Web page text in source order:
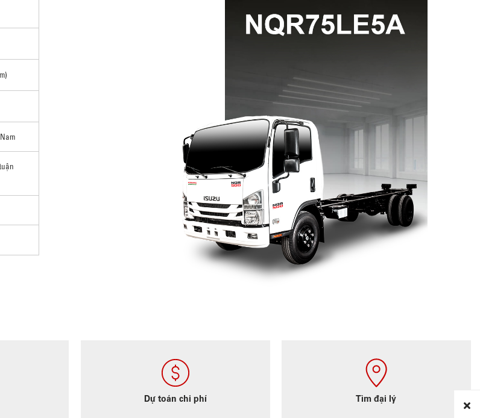
Dự toán chi phí Tìm đại lý